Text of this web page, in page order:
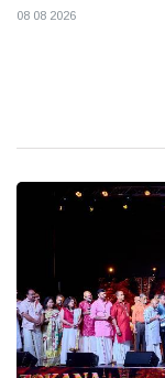
08 08 2026